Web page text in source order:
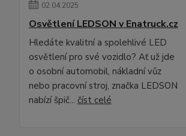
02.04.2025
Osvětlení LEDSON v Enatruck.cz
Hledáte kvalitní a spolehlivé LED
osvětlení pro své vozidlo? Ať už jde
o osobní automobil, nákladní vůz
nebo pracovní stroj, značka LEDSON
nabízí špič... číst celé